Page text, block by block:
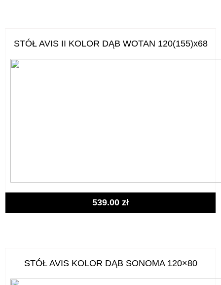
STÓŁ AVIS II KOLOR DĄB WOTAN 120(155)x68
539.00 zł
STÓŁ AVIS KOLOR DĄB SONOMA 120×80